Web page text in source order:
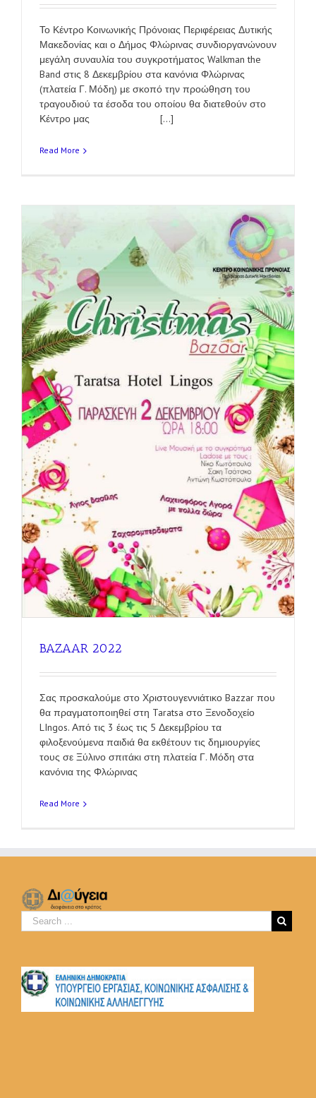
Το Κέντρο Κοινωνικής Πρόνοιας Περιφέρειας Δυτικής
Μακεδονίας και ο Δήμος Φλώρινας συνδιοργανώνουν
μεγάλη συναυλία του συγκροτήματος Walkman the
Band στις 8 Δεκεμβρίου στα κανόνια Φλώρινας
(πλατεία Γ. Μόδη) με σκοπό την προώθηση του
τραγουδιού τα έσοδα του οποίου θα διατεθούν στο
Κέντρο μας [...]
Read More
BAZAAR 2022
Σας προσκαλούμε στο Χριστουγεννιάτικο Bazzar που
θα πραγματοποιηθεί στη Taratsa στο Ξενοδοχείο
LIngos. Από τις 3 έως τις 5 Δεκεμβρίου τα
φιλοξενούμενα παιδιά θα εκθέτουν τις δημιουργίες
τους σε Ξύλινο σπιτάκι στη πλατεία Γ. Μόδη στα
κανόνια της Φλώρινας
Read More